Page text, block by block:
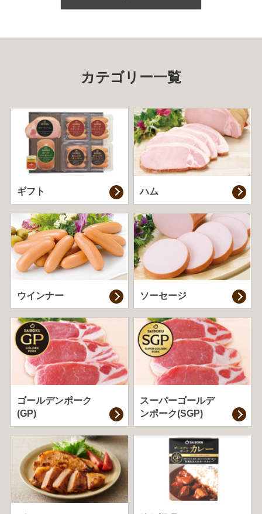
カテゴリー一覧
ギフト ハム
ウインナー ソーセージ
ゴールデンポーク
(GP)
スーパーゴールデ
ンポーク(SGP)